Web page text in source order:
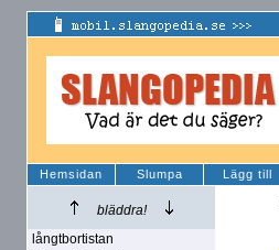
Hemsidan Slumpa Lägg till
bläddra!
långtbortistan